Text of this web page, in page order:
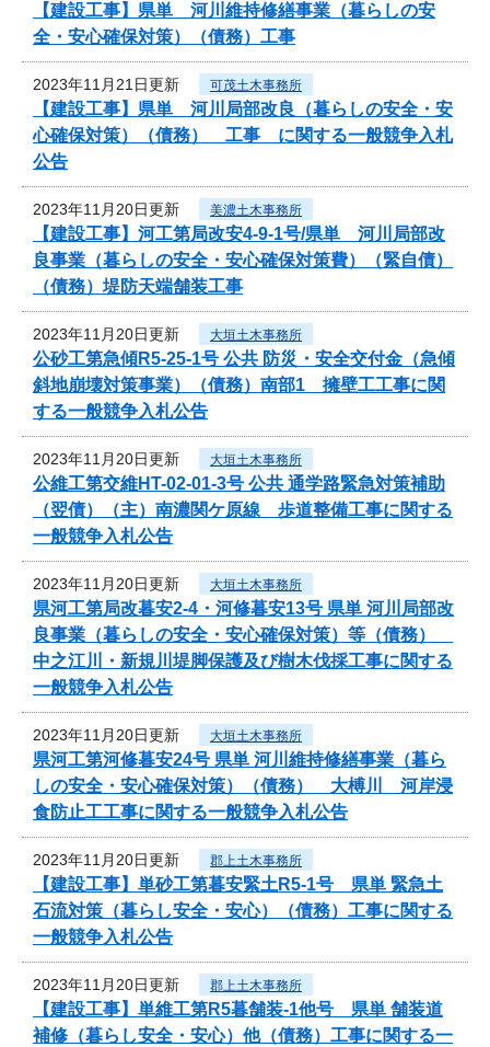
【建設工事】県単 河川維持修繕事業（暮らしの安
全・安心確保対策）（債務）工事
2023年11月21日更新 可茂土木事務所
【建設工事】県単 河川局部改良（暮らしの安全・安
心確保対策）（債務） 工事 に関する一般競争入札
公告
2023年11月20日更新 美濃土木事務所
【建設工事】河工第局改安4-9-1号/県単 河川局部改
良事業（暮らしの安全・安心確保対策費）（緊自債）
（債務）堤防天端舗装工事
2023年11月20日更新 大垣土木事務所
公砂工第急傾R5-25-1号 公共 防災・安全交付金（急傾
斜地崩壊対策事業）（債務）南部1 擁壁工工事に関
する一般競争入札公告
2023年11月20日更新 大垣土木事務所
公維工第交維HT-02-01-3号 公共 通学路緊急対策補助
（翌債）（主）南濃関ケ原線 歩道整備工事に関する
一般競争入札公告
2023年11月20日更新 大垣土木事務所
県河工第局改暮安2-4・河修暮安13号 県単 河川局部改
良事業（暮らしの安全・安心確保対策）等（債務）
中之江川・新規川堤脚保護及び樹木伐採工事に関する
一般競争入札公告
2023年11月20日更新 大垣土木事務所
県河工第河修暮安24号 県単 河川維持修繕事業（暮ら
しの安全・安心確保対策）（債務） 大榑川 河岸浸
食防止工工事に関する一般競争入札公告
2023年11月20日更新 郡上土木事務所
【建設工事】単砂工第暮安緊土R5-1号 県単 緊急土
石流対策（暮らし安全・安心）（債務）工事に関する
一般競争入札公告
2023年11月20日更新 郡上土木事務所
【建設工事】単維工第R5暮舗装-1他号 県単 舗装道
補修（暮らし安全・安心）他（債務）工事に関する一